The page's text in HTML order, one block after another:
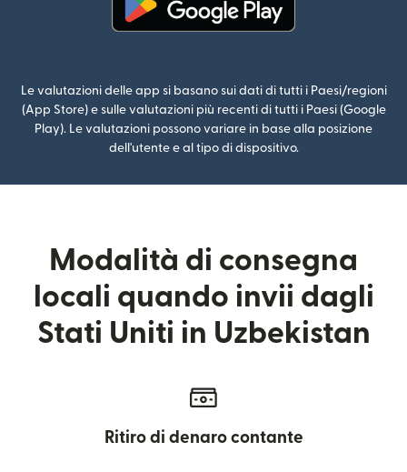
Le valutazioni delle app si basano sui dati di tutti i Paesi/regioni
(App Store) e sulle valutazioni più recenti di tutti i Paesi (Google
Play). Le valutazioni possono variare in base alla posizione
dell'utente e al tipo di dispositivo.
Modalità di consegna
locali quando invii dagli
Stati Uniti in Uzbekistan
Ritiro di denaro contante